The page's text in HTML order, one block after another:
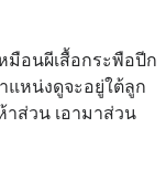
อนผีเสื้อกระพือปีก
แหน่งดูจะอยู่ใต้ลูก
าส่วน เอามาส่วน